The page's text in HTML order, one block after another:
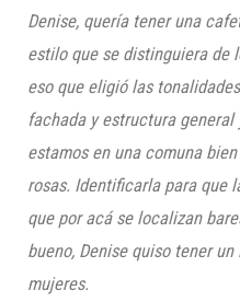
Denise, quería tener una
estilo que se distinguiera de
eso que eligió las
fachada y estructura
estamos en una comuna
rosas. Identificarla para que
que por acá se localizan
bueno, Denise quiso tener
mujeres.